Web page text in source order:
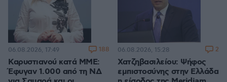
Καρυστιανού κατά ΜΜΕ:
Έφυγαν 1.000 από τη ΝΔ
06.08.2026, 17:49 188
Χατζηβασιλείου: Ψήφος
εμπιστοσύνης στην Ελλάδα
06.08.2026, 15:28 2